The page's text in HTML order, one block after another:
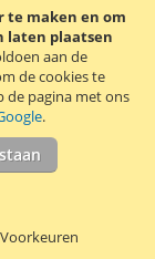
te maken en om
laten plaatsen
aan de
de cookies te
de pagina met ons
.
Voorkeuren
iPhone 6/6S.